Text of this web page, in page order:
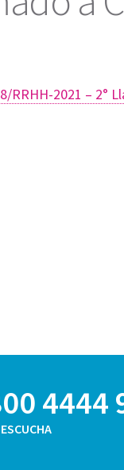
RRHH-2021 – 2°
4444